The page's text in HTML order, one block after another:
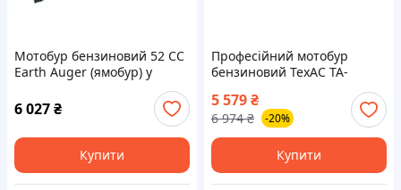
Мотобур бензиновий 52 СС
Earth Auger (ямобур) у
буром і набором
інструментів YU227
6 027₴
Купити
Професійний мотобур
бензиновий ТехАС TA-
GA1900)
5 579₴
6 974 ₴ -20%
Купити